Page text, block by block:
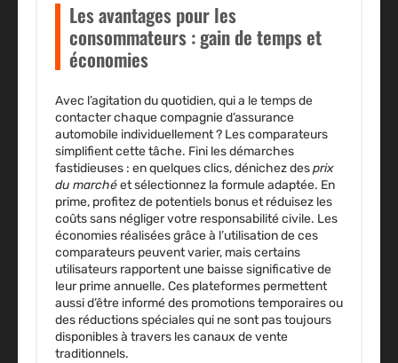
Les avantages pour les
consommateurs : gain de temps et
économies
Avec l’agitation du quotidien, qui a le temps de
contacter chaque compagnie d’assurance
automobile individuellement ? Lescomparateurs
simplifient cette tâche. Fini les démarches
fastidieuses : en quelques clics, dénichez desprix
du marchéet sélectionnez la formule adaptée. En
prime, profitez de potentiels bonuset réduisez les
coûtssans négliger votre responsabilité civile. Les
économies réalisées grâce à l’utilisation de ces
comparateurs peuvent varier, mais certains
utilisateurs rapportent une baisse significative de
leur prime annuelle. Ces plateformes permettent
aussi d’être informé des promotions temporaires ou
des réductions spéciales qui ne sont pas toujours
disponibles à travers les canaux de vente
traditionnels.